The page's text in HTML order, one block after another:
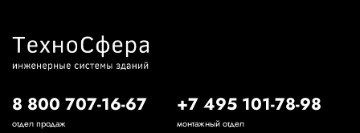
8 800 707-16-67
отдел продаж
+7 495 101-78-98
монтажный отдел